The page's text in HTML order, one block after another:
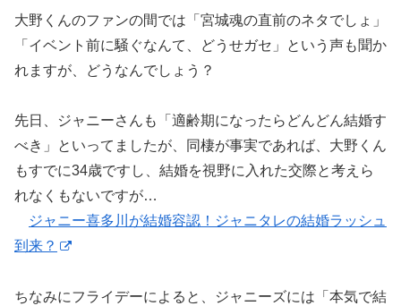
大野くんのファンの間では「宮城魂の直前のネタでしょ」
「イベント前に騒ぐなんて、どうせガセ」という声も聞か
れますが、どうなんでしょう？
先日、ジャニーさんも「適齢期になったらどんどん結婚す
べき」といってましたが、同棲が事実であれば、大野くん
もすでに34歳ですし、結婚を視野に入れた交際と考えら
れなくもないですが…
ジャニー喜多川が結婚容認！ジャニタレの結婚ラッシュ
到来？
ちなみにフライデーによると、ジャニーズには「本気で結